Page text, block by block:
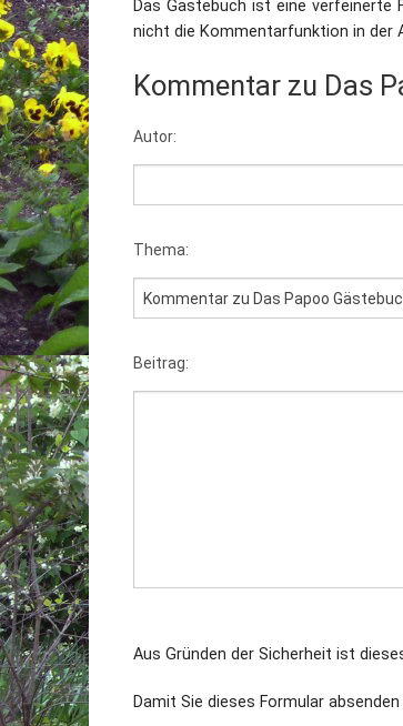
Das Gästebuch ist eine verfeinerte
nicht die Kommentarfunktion in der
Kommentar zu Das
Autor:
Thema:
Beitrag:
Aus Gründen der Sicherheit ist
Damit Sie dieses Formular